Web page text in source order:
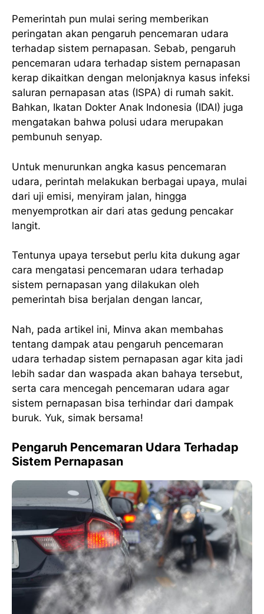
Pemerintah pun mulai sering memberikan
peringatan akan pengaruh pencemaran udara
terhadap sistem pernapasan. Sebab, pengaruh
pencemaran udara terhadap sistem pernapasan
kerap dikaitkan dengan melonjaknya kasus infeksi
saluran pernapasan atas (ISPA) di rumah sakit.
Bahkan, Ikatan Dokter Anak Indonesia (IDAI) juga
mengatakan bahwa polusi udara merupakan
pembunuh senyap.
Untuk menurunkan angka kasus pencemaran
udara, perintah melakukan berbagai upaya, mulai
dari uji emisi, menyiram jalan, hingga
menyemprotkan air dari atas gedung pencakar
langit.
Tentunya upaya tersebut perlu kita dukung agar
cara mengatasi pencemaran udara terhadap
sistem pernapasan yang dilakukan oleh
pemerintah bisa berjalan dengan lancar,
Nah, pada artikel ini, Minva akan membahas
tentang dampak atau pengaruh pencemaran
udara terhadap sistem pernapasan agar kita jadi
lebih sadar dan waspada akan bahaya tersebut,
serta cara mencegah pencemaran udara agar
sistem pernapasan bisa terhindar dari dampak
buruk. Yuk, simak bersama!
Pengaruh Pencemaran Udara Terhadap
Sistem Pernapasan